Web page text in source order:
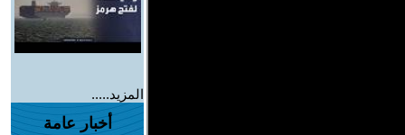
المزيد.....
أخبار عامة